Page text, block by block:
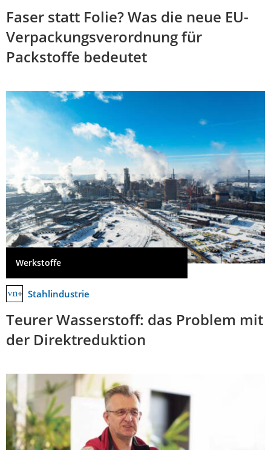
Faser statt Folie? Was die neue EU-
Verpackungsverordnung für
Packstoffe bedeutet
Werkstoffe
Stahlindustrie
Teurer Wasserstoff: das Problem mit
der Direktreduktion